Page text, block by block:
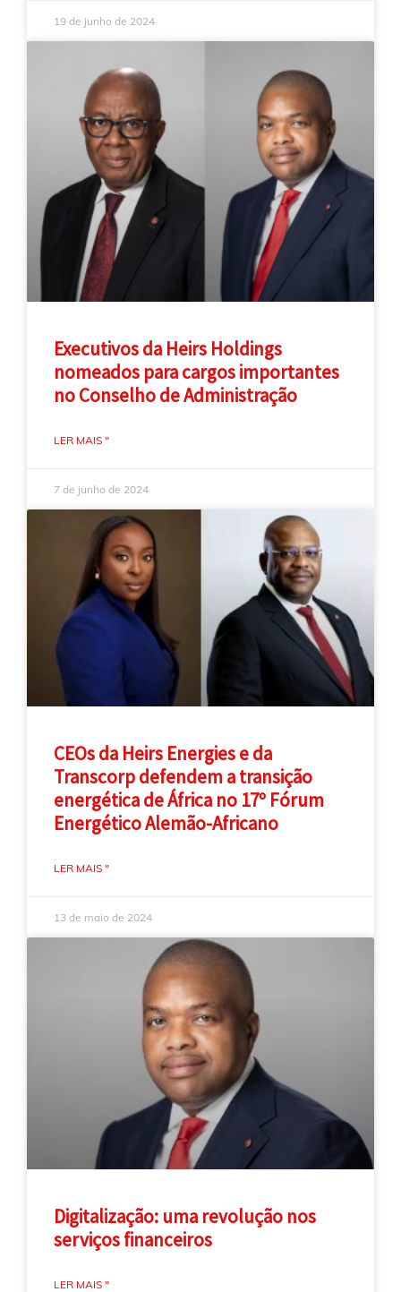
19 de junho de 2024
Executivos da Heirs Holdings
nomeados para cargos importantes
no Conselho de Administração
LER MAIS "
7 de junho de 2024
CEOs da Heirs Energies e da
Transcorp defendem a transição
energética de África no 17º Fórum
Energético Alemão-Africano
LER MAIS "
13 de maio de 2024
Digitalização: uma revolução nos
serviços financeiros
LER MAIS "